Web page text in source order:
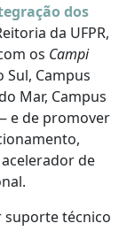
dos
da UFPR,
os Campi
Campus
Mar, Campus
e de promover
de
suporte técnico